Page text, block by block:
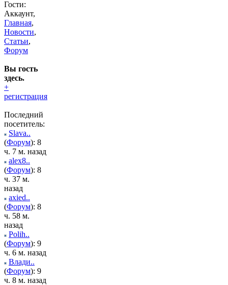
Гости:
Аккаунт,
Главная,
Новости,
Статьи,
Форум
Вы гость
здесь.
+
регистрация
Последний
посетитель:
Slava..
(Форум): 8
ч. 7 м. назад
alex8..
(Форум): 8
ч. 37 м.
назад
axied..
(Форум): 8
ч. 58 м.
назад
Polih..
(Форум): 9
ч. 6 м. назад
Влади..
(Форум): 9
ч. 8 м. назад